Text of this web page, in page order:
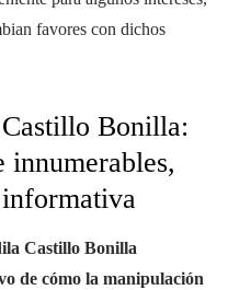
favores con dichos
Bonilla:
innumerables,
Castillo Bonilla
de cómo la manipulación